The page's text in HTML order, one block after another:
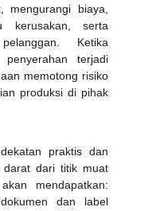
mengurangi biaya,
kerusakan, serta
Ketika
terjadi
memotong risiko
produksi di pihak
praktis dan
darat dari titik muat
mendapatkan:
dan label